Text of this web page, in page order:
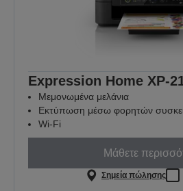
Expression Home XP-
Μεμονωμένα μελάνια
Εκτύπωση μέσω φορητών
Wi-Fi
Μάθετε
Σημεία πώλησης